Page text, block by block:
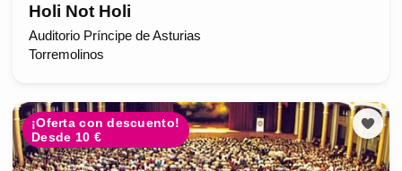
Holi Not Holi
Auditorio Príncipe de Asturias
Torremolinos
¡Oferta con descuento!
Desde 10 €